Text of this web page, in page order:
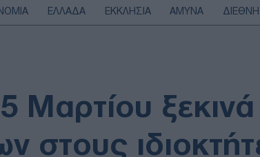
ΕΛΛΑΔΑ ΕΚΚΛΗΣΙΑ ΑΜΥΝΑ ΔΙΕΘΝΗ
ΥΓΕΙΑ
Μαρτίου
στους